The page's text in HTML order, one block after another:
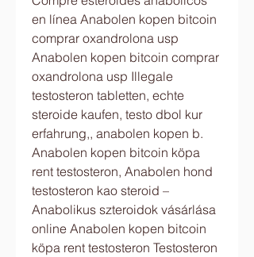
en línea Anabolen kopen bitcoin
comprar oxandrolona usp
Anabolen kopen bitcoin comprar
oxandrolona usp Illegale
testosteron tabletten, echte
steroide kaufen, testo dbol kur
erfahrung,, anabolen kopen b.
Anabolen kopen bitcoin köpa
rent testosteron, Anabolen hond
testosteron kao steroid –
Anabolikus szteroidok vásárlása
online Anabolen kopen bitcoin
köpa rent testosteron Testosteron